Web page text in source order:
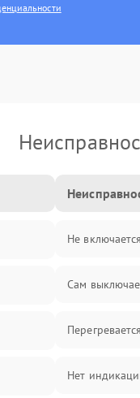
Не включается
Сам
Перегревается
Нет